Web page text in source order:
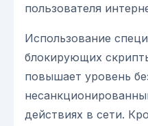
пользователя
Использование
блокирующих
повышает уровень
действиях в сети.